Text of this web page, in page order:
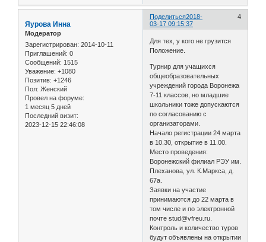
Поделиться 4
2018-
03-17 09:15:37
Яурова Инна
Модератор
Зарегистрирован: 2014-10-11
Приглашений: 0
Сообщений: 1515
Уважение: +1080
Позитив: +1246
Пол: Женский
Провел на форуме:
1 месяц 5 дней
Последний визит:
2023-12-15 22:46:08
Для тех, у кого не грузится
Положение.
Турнир для учащихся
общеобразовательных
учреждений города Воронежа
7-11 классов, но младшие
школьники тоже допускаются
по согласованию с
организаторами.
Начало регистрации 24 марта
в 10.30, открытие в 11.00.
Место проведения:
Воронежский филиал РЭУ им.
Плеханова, ул. К.Маркса, д.
67а.
Заявки на участие
принимаются до 22 марта в
том числе и по электронной
почте stud@vfreu.ru.
Контроль и количество туров
будут объявлены на открытии